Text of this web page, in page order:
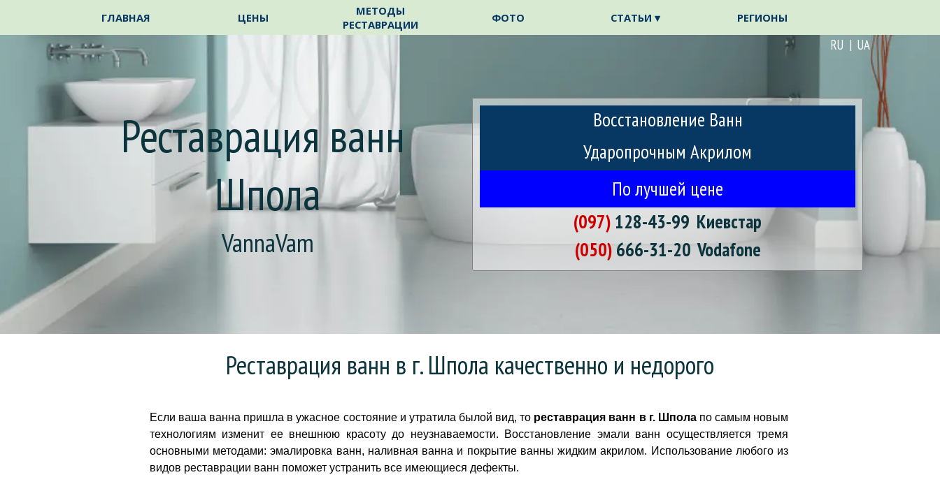
ГЛАВНАЯ ЦЕНЫ
МЕТОДЫ
РЕСТАВРАЦИИ
ФОТО СТАТЬИ ▾ ▼
РЕГИОНЫ
RU | UA
Реставрация ванн
Шпола
VannaVam
Восстановление Ванн
Ударопрочным Акрилом
По лучшей цене
(097) 128-43-99 Киевстар
(050) 666-31-20 Vodafone
Реставрация ванн в г. Шпола качественно и недорого
Если ваша ванна пришла в ужасное состояние и утратила былой вид, то реставрация ванн в г. Шполапо самым новым
технологиям изменит ее внешнюю красоту до неузнаваемости. Восстановление эмали ванн осуществляется тремя
основными методами: эмалировка ванн, наливная ванна и покрытие ванны жидким акрилом. Использование любого из
видов реставрации ванн поможет устранить все имеющиеся дефекты.